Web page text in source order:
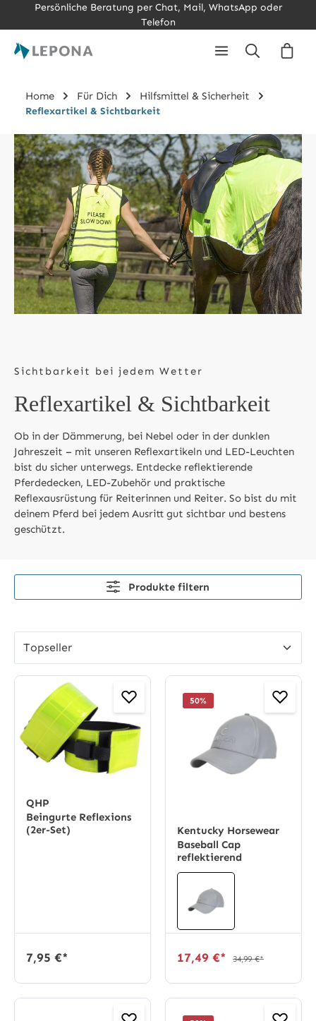
Zum Hauptinhalt springen
Persönliche Beratung per Chat, Mail, WhatsApp oder
Telefon
Home Für Dich Hilfsmittel & Sicherheit
Reflexartikel & Sichtbarkeit
Sichtbarkeit bei jedem Wetter
Reflexartikel & Sichtbarkeit
Ob in der Dämmerung, bei Nebel oder in der dunklen
Jahreszeit – mit unseren Reflexartikeln und LED-Leuchten
bist du sicher unterwegs. Entdecke reflektierende
Pferdedecken, LED-Zubehör und praktische
Reflexausrüstung für Reiterinnen und Reiter. So bist du mit
deinem Pferd bei jedem Ausritt gut sichtbar und bestens
geschützt.
Produkte filtern
QHP
Beingurte Reflexions
(2er-Set)
7,95 €*
50%
Kentucky Horsewear
Baseball Cap
reflektierend
17,49 €* 34,99 €*